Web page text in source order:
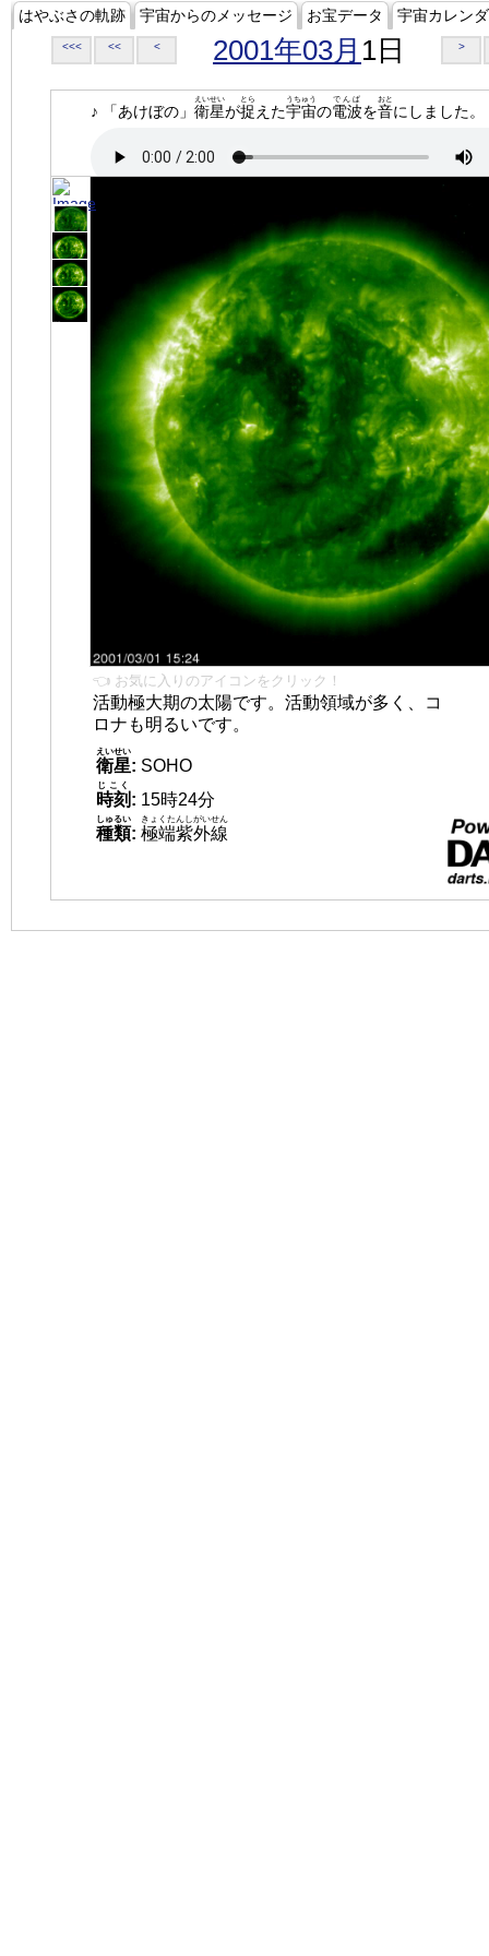
はやぶさの軌跡 宇宙からのメッセージ お宝データ 宇宙カレン
<<< << < 2001年03月 1日 >
♪ 「あけぼの」 衛星
えいせい
が捉
とら
えた宇宙
うちゅう
の電波
でんぱ
を音
おと
にしました。
👈 お気に入りのアイコンをクリック！
活動極大期の太陽です。活動領域が多く、コ
ロナも明るいです。
衛星
えいせい
: SOHO
時刻
じこく
: 15時24分
種類
しゅるい
: 極端紫外線
きょくたんしがいせん